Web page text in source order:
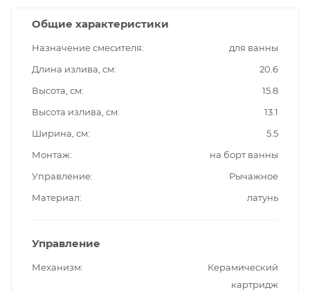
Общие характеристики
Назначение смесителя
для ванны
Длина излива, см
20.6
Высота, см
15.8
Высота излива, см
13.1
Ширина, см
5.5
Монтаж
на борт ванны
Управление
Рычажное
Материал
латунь
Управление
Механизм
Керамический
картридж